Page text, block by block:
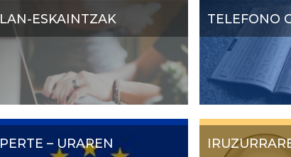
LAN-ESKAINTZAK TELEFONO
PERTE – URAREN